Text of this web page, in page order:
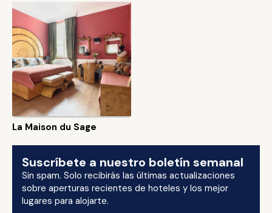
La Maison du Sage
Suscríbete a nuestro boletín semanal
Sin spam. Solo recibirás las últimas actualizaciones
sobre aperturas recientes de hoteles y los mejor
lugares para alojarte.